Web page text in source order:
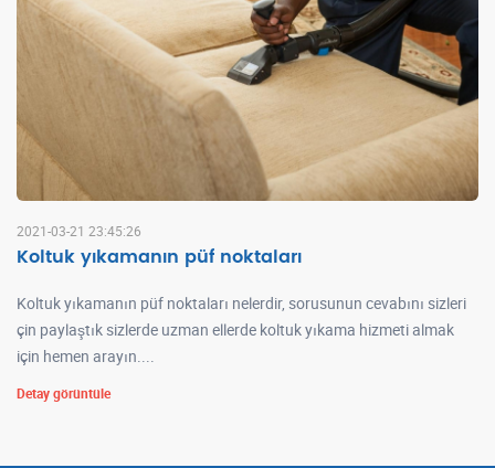
2021-03-21 23:45:26
Koltuk yıkamanın püf noktaları
Koltuk yıkamanın püf noktaları nelerdir, sorusunun cevabını sizleri
çin paylaştık sizlerde uzman ellerde koltuk yıkama hizmeti almak
için hemen arayın....
Detay görüntüle